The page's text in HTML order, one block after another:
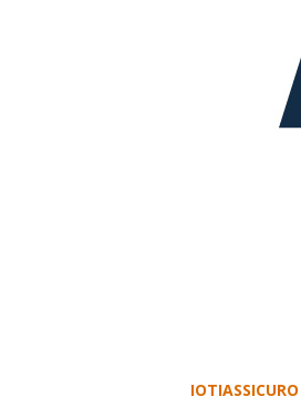
IOTIASSICURO